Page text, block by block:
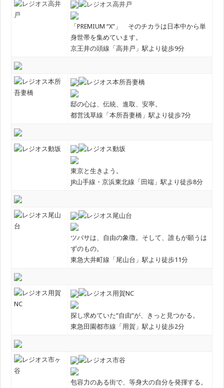
「PREMIUM “X”」 そのチカラは日本中から単
身世帯を集めています。
京王井の頭線「高井戸」駅より徒歩9分
邸の心は、伝統、進取、安寧。
都営浅草線「本所吾妻橋」駅より徒歩7分
東京と生きよう。
JR山手線・京浜東北線「田端」駅より徒歩8分
ツバサは、自由の象徴。そして、誰もが願うは
ずのもの。
東急大井町線「尾山台」駅より徒歩11分
探し求めていた“自由”が、きっと見つかる。
東急田園都市線「用賀」駅より徒歩2分
包容力のある街で、等身大の自分を発揮する。